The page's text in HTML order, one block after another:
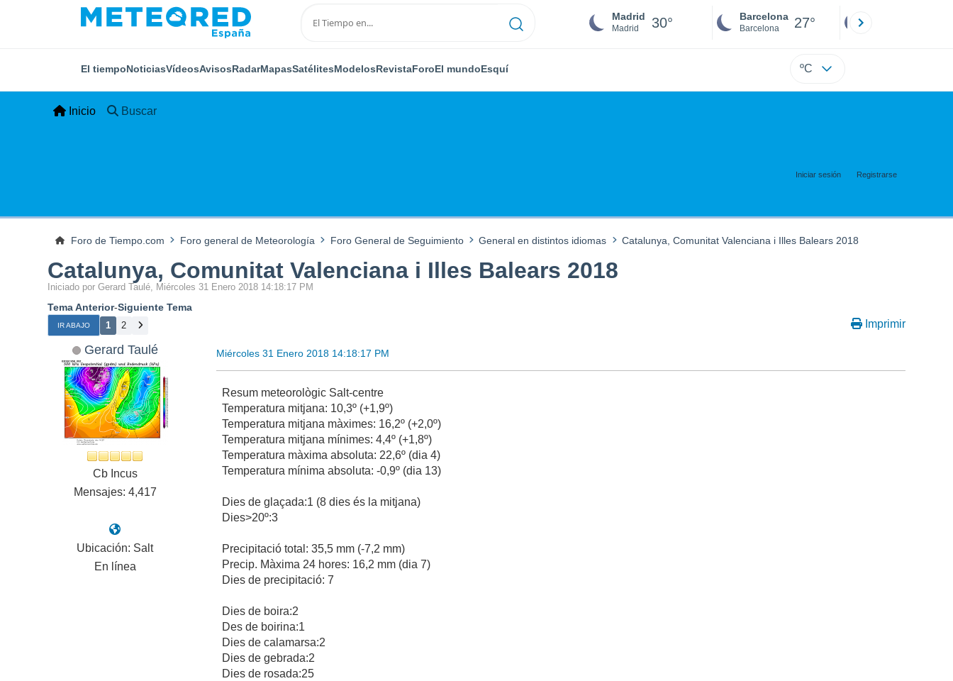
Madrid
Madrid 30° Barcelona
Barcelona 27°
El tiempoNoticiasVídeosAvisosRadarMapasSatélitesModelosRevistaForoEl mundoEsquí ºC
Inicio Buscar
Iniciar sesión Registrarse
Foro de Tiempo.com Foro general de Meteorología Foro General de Seguimiento General en distintos idiomas Catalunya, Comunitat Valenciana i Illes Balears 2018
Catalunya, Comunitat Valenciana i Illes Balears 2018
Iniciado por Gerard Taulé, Miércoles 31 Enero 2018 14:18:17 PM
Tema Anterior-Siguiente Tema
IR ABAJO 1 2 Imprimir
Gerard Taulé
Cb Incus
Mensajes: 4,417
Ubicación: Salt
En línea
Miércoles 31 Enero 2018 14:18:17 PM
Resum meteorològic Salt-centre
Temperatura mitjana: 10,3º (+1,9º)
Temperatura mitjana màximes: 16,2º (+2,0º)
Temperatura mitjana mínimes: 4,4º (+1,8º)
Temperatura màxima absoluta: 22,6º (dia 4)
Temperatura mínima absoluta: -0,9º (dia 13)
Dies de glaçada:1 (8 dies és la mitjana)
Dies>20º:3
Precipitació total: 35,5 mm (-7,2 mm)
Precip. Màxima 24 hores: 16,2 mm (dia 7)
Dies de precipitació: 7
Dies de boira:2
Des de boirina:1
Dies de calamarsa:2
Dies de gebrada:2
Dies de rosada:25